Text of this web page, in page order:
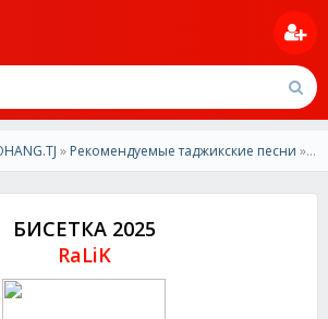
» Рекомендуемые таджикские песни » RaLiK - БИСЕТКА 2025
БИСЕТКА 2025
RaLiK